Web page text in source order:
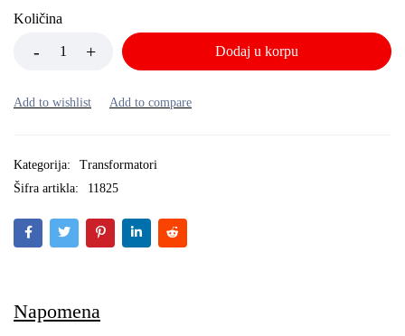
Količina
Dodaj u korpu
Kategorija:
Transformatori
Šifra artikla:
11825
Napomena